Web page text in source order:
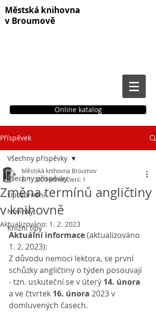
Městská knihovna
v Broumově
Online katalog
Příspěvek
Všechny příspěvky
Upozornění
Novinky
Knižní tipy
Všechny příspěvky
Změna termínů angličtiny
v knihovně
Městská knihovna Broumov
6. 1. 2023Minut čtení: 1
Aktualizováno: 1. 2. 2023
Aktuální informace (aktualizováno
1. 2. 2023):
Z důvodu nemoci lektora, se první
schůzky angličtiny o týden posouvají
- tzn. uskuteční se v úterý 14. února
a ve čtvrtek 16. února 2023 v
domluvených časech.